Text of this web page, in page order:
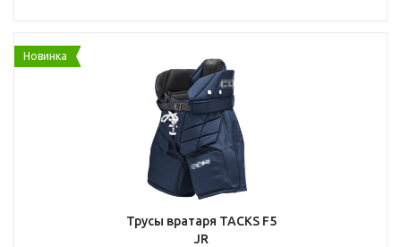
Новинка
Трусы вратаря TACKS F5
JR